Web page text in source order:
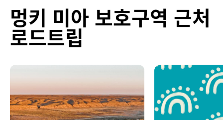
멍키 미아 보호구역 근처
로드트립